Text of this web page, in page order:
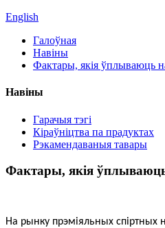
English
Галоўная
Навіны
Фактары, якія ўплываюць
Навіны
Гарачыя тэгі
Кіраўніцтва па прадуктах
Рэкамендаваныя тавары
Фактары, якія
На рынку прэміяльных